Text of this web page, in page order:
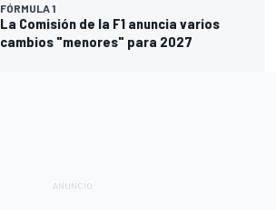
FÓRMULA 1
La Comisión de la F1 anuncia varios
cambios "menores" para 2027